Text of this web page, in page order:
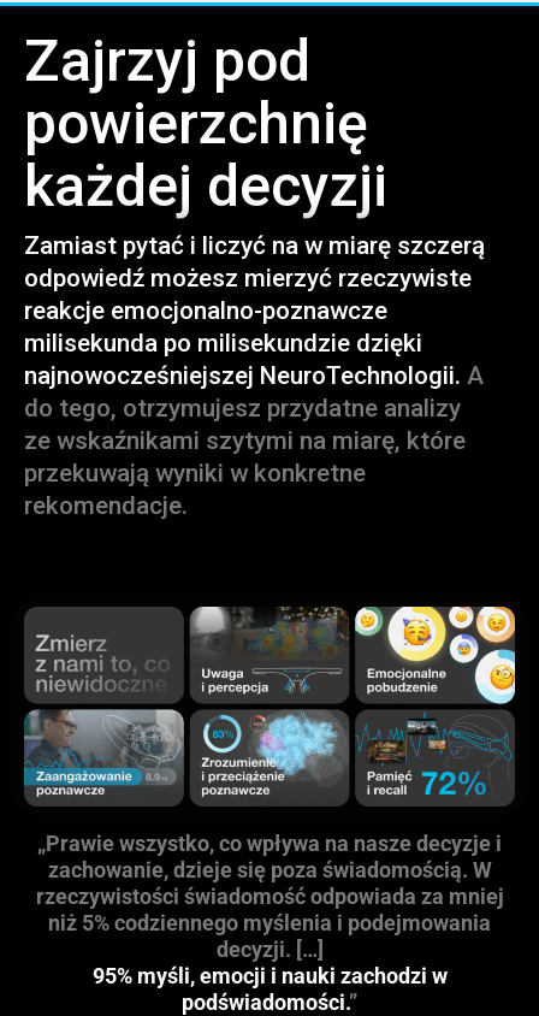
Zajrzyj pod
powierzchnię
każdej decyzji
Zamiast pytać i liczyć na w miarę szczerą
odpowiedź możesz mierzyć rzeczywiste
reakcje emocjonalno-poznawcze
milisekunda po milisekundzie dzięki
najnowocześniejszej NeuroTechnologii. A
do tego, otrzymujesz przydatne analizy
ze wskaźnikami szytymi na miarę, które
przekuwają wyniki w konkretne
rekomendacje.
„Prawie wszystko, co wpływa na nasze decyzje i
zachowanie, dzieje się poza świadomością. W
rzeczywistości świadomość odpowiada za mniej
niż 5% codziennego myślenia i podejmowania
decyzji. […]
95% myśli, emocji i nauki zachodzi w
podświadomości.”